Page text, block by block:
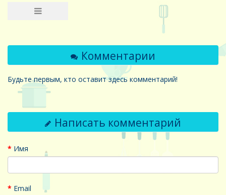
Комментарии
Будьте первым, кто оставит здесь комментарий!
Написать комментарий
Имя
Email